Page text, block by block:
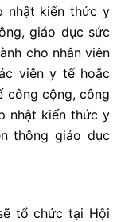
nhật kiến thức y
giáo dục sức
cho nhân viên
viên y tế hoặc
công cộng, công
nhật kiến thức y
thông giáo dục
tổ chức tại Hội